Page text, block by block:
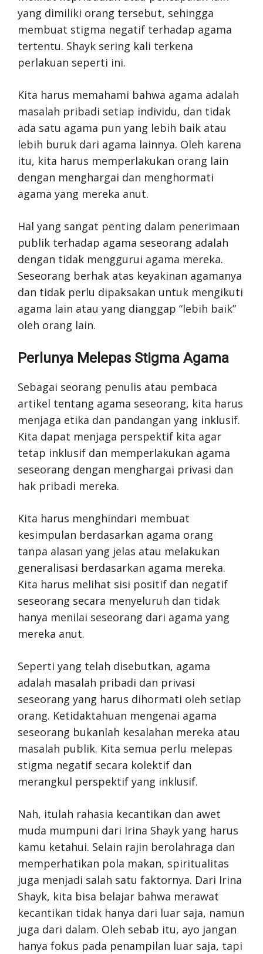
yang dimiliki orang tersebut, sehingga
membuat stigma negatif terhadap agama
tertentu. Shayk sering kali terkena
perlakuan seperti ini.
Kita harus memahami bahwa agama adalah
masalah pribadi setiap individu, dan tidak
ada satu agama pun yang lebih baik atau
lebih buruk dari agama lainnya. Oleh karena
itu, kita harus memperlakukan orang lain
dengan menghargai dan menghormati
agama yang mereka anut.
Hal yang sangat penting dalam penerimaan
publik terhadap agama seseorang adalah
dengan tidak menggurui agama mereka.
Seseorang berhak atas keyakinan agamanya
dan tidak perlu dipaksakan untuk mengikuti
agama lain atau yang dianggap “lebih baik”
oleh orang lain.
Perlunya Melepas Stigma Agama
Sebagai seorang penulis atau pembaca
artikel tentang agama seseorang, kita harus
menjaga etika dan pandangan yang inklusif.
Kita dapat menjaga perspektif kita agar
tetap inklusif dan memperlakukan agama
seseorang dengan menghargai privasi dan
hak pribadi mereka.
Kita harus menghindari membuat
kesimpulan berdasarkan agama orang
tanpa alasan yang jelas atau melakukan
generalisasi berdasarkan agama mereka.
Kita harus melihat sisi positif dan negatif
seseorang secara menyeluruh dan tidak
hanya menilai seseorang dari agama yang
mereka anut.
Seperti yang telah disebutkan, agama
adalah masalah pribadi dan privasi
seseorang yang harus dihormati oleh setiap
orang. Ketidaktahuan mengenai agama
seseorang bukanlah kesalahan mereka atau
masalah publik. Kita semua perlu melepas
stigma negatif secara kolektif dan
merangkul perspektif yang inklusif.
Nah, itulah rahasia kecantikan dan awet
muda mumpuni dari Irina Shayk yang harus
kamu ketahui. Selain rajin berolahraga dan
memperhatikan pola makan, spiritualitas
juga menjadi salah satu faktornya. Dari Irina
Shayk, kita bisa belajar bahwa merawat
kecantikan tidak hanya dari luar saja, namun
juga dari dalam. Oleh sebab itu, ayo jangan
hanya fokus pada penampilan luar saja, tapi